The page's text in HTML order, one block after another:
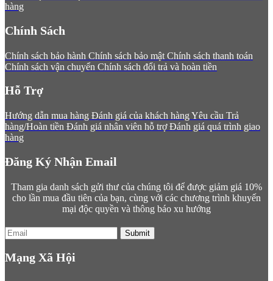
hàng
Chính Sách
Chính sách bảo hành Chính sách bảo mật Chính sách thanh toán
Chính sách vận chuyển Chính sách đổi trả và hoàn tiền
Hỗ Trợ
Hướng dẫn mua hàng Đánh giá của khách hàng Yêu cầu Trả
hàng/Hoàn tiền Đánh giá nhân viên hỗ trợ Đánh giá quá trình giao
hàng
Đăng Ký Nhận Email
Tham gia danh sách gửi thư của chúng tôi để được giảm giá 10%
cho lần mua đầu tiên của bạn, cùng với các chương trình khuyến
mại độc quyền và thông báo xu hướng
Submit
Mạng Xã Hội